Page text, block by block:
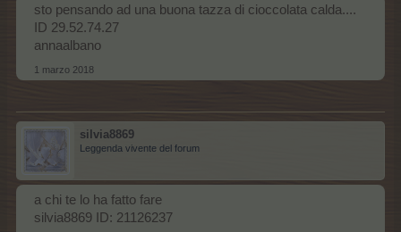
sto pensando ad una buona tazza di cioccolata calda....
ID 29.52.74.27
annaalbano
1 marzo 2018
silvia8869
Leggenda vivente del forum
a chi te lo ha fatto fare
silvia8869 ID: 21126237